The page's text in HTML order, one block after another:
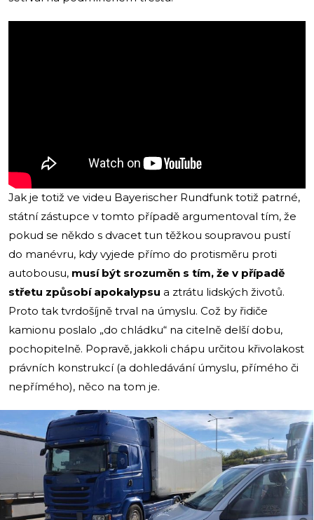
Jak je totiž ve videu Bayerischer Rundfunk totiž patrné,
státní zástupce v tomto případě argumentoval tím, že
pokud se někdo s dvacet tun těžkou soupravou pustí
do manévru, kdy vyjede přímo do protisměru proti
autobousu, musí být srozuměn s tím, že v případě
střetu způsobí apokalypsu a ztrátu lidských životů.
Proto tak tvrdošíjně trval na úmyslu. Což by řidiče
kamionu poslalo „do chládku“ na citelně delší dobu,
pochopitelně. Popravě, jakkoli chápu určitou křivolakost
právních konstrukcí (a dohledávání úmyslu, přímého či
nepřímého), něco na tom je.